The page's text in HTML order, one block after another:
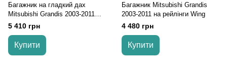
Багажник на гладкий дах
Mitsubishi Grandis 2003-2011
Wing
5 410 грн
Купити
Багажник Mitsubishi Grandis
2003-2011 на рейлінги Wing
4 480 грн
Купити